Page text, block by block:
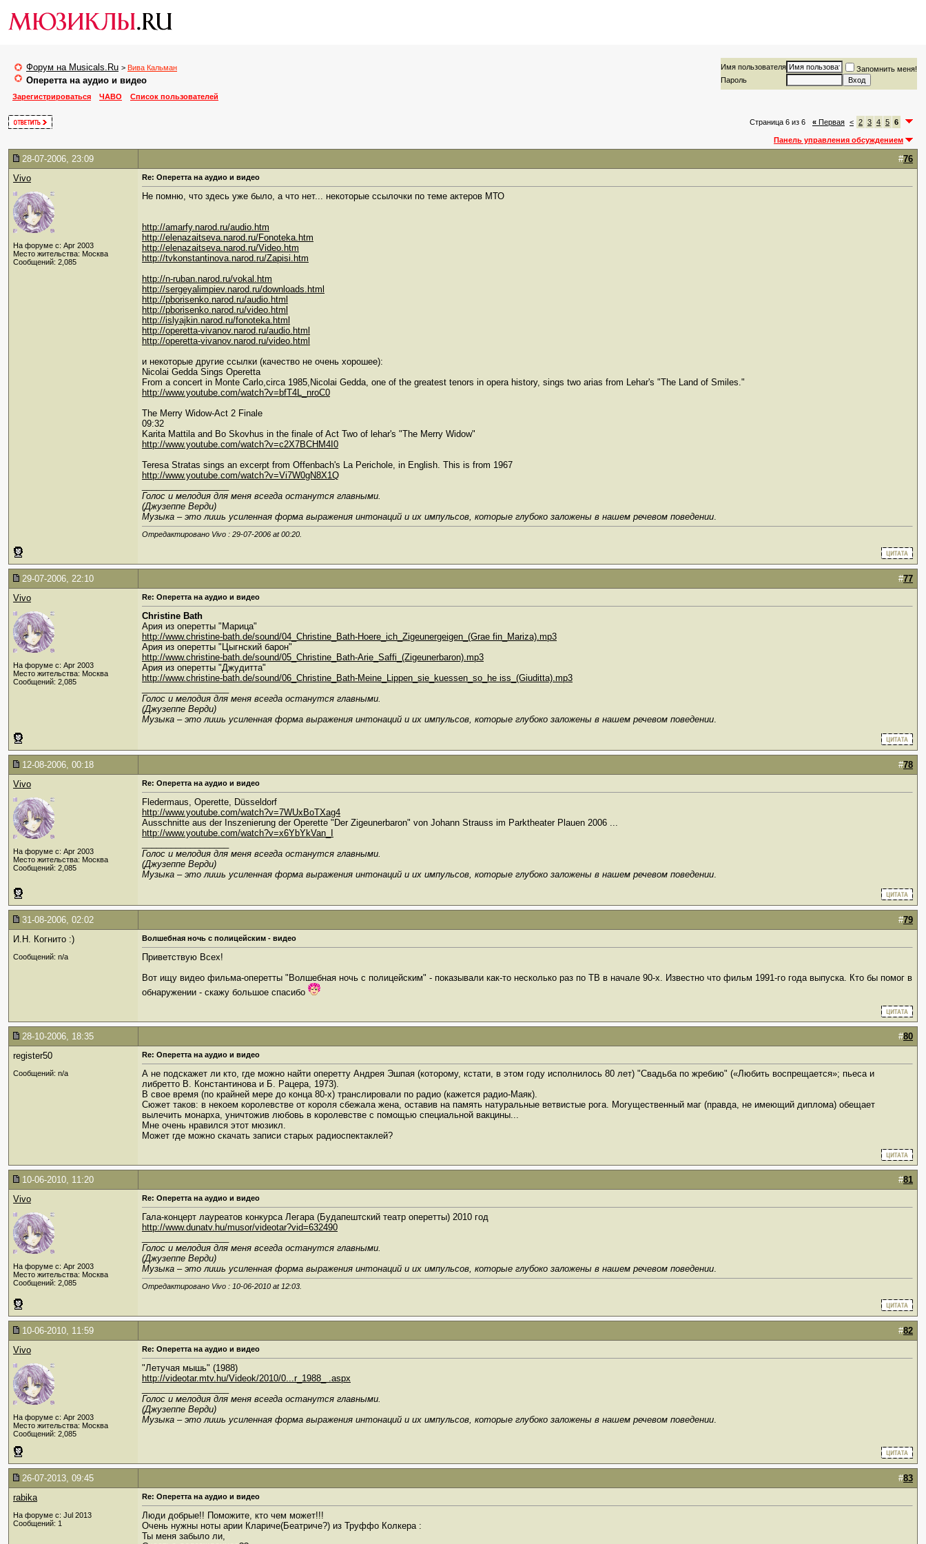
Форум на Musicals.Ru > Вива Кальман
Оперетта на аудио и видео
Имя пользователя
Запомнить меня!
Пароль
Зарегистрироваться
ЧАВО Список пользователей
Страница 6 из 6 « Первая < 2 3 4 5 6
Панель управления обсуждением
28-07-2006, 23:09 #76
Vivo
На форуме с: Apr 2003
Место жительства: Москва
Сообщений: 2,085
Re: Оперетта на аудио и видео
Не помню, что здесь уже было, а что нет... некоторые ссылочки по теме актеров МТО
http://amarfy.narod.ru/audio.htm
http://elenazaitseva.narod.ru/Fonoteka.htm
http://elenazaitseva.narod.ru/Video.htm
http://tvkonstantinova.narod.ru/Zapisi.htm
http://n-ruban.narod.ru/vokal.htm
http://sergeyalimpiev.narod.ru/downloads.html
http://pborisenko.narod.ru/audio.html
http://pborisenko.narod.ru/video.html
http://islyajkin.narod.ru/fonoteka.html
http://operetta-vivanov.narod.ru/audio.html
http://operetta-vivanov.narod.ru/video.html
и некоторые другие ссылки (качество не очень хорошее):
Nicolai Gedda Sings Operetta
From a concert in Monte Carlo,circa 1985,Nicolai Gedda, one of the greatest tenors in opera history, sings two arias from Lehar's "The Land of Smiles."
http://www.youtube.com/watch?v=bfT4L_nroC0
The Merry Widow-Act 2 Finale
09:32
Karita Mattila and Bo Skovhus in the finale of Act Two of lehar's "The Merry Widow"
http://www.youtube.com/watch?v=c2X7BCHM4I0
Teresa Stratas sings an excerpt from Offenbach's La Perichole, in English. This is from 1967
http://www.youtube.com/watch?v=Vi7W0gN8X1Q
Голос и мелодия для меня всегда останутся главными.
(Джузеппе Верди)
Музыка – это лишь усиленная форма выражения интонаций и их импульсов, которые глубоко заложены в нашем речевом поведении.
Отредактировано Vivo : 29-07-2006 at00:20
29-07-2006, 22:10 #77
Vivo
На форуме с: Apr 2003
Место жительства: Москва
Сообщений: 2,085
Re: Оперетта на аудио и видео
Сhristine Bath
Ария из оперетты "Марица"
http://www.christine-bath.de/sound/04_Christine_Bath-Hoere_ich_Zigeunergeigen_(Grae fin_Mariza).mp3
Ария из оперетты "Цыгнский барон"
http://www.christine-bath.de/sound/05_Christine_Bath-Arie_Saffi_(Zigeunerbaron).mp3
Ария из оперетты "Джудитта"
http://www.christine-bath.de/sound/06_Christine_Bath-Meine_Lippen_sie_kuessen_so_he iss_(Giuditta).mp3
Голос и мелодия для меня всегда останутся главными.
(Джузеппе Верди)
Музыка – это лишь усиленная форма выражения интонаций и их импульсов, которые глубоко заложены в нашем речевом поведении.
12-08-2006, 00:18 #78
Vivo
На форуме с: Apr 2003
Место жительства: Москва
Сообщений: 2,085
Re: Оперетта на аудио и видео
Fledermaus, Operette, Düsseldorf
http://www.youtube.com/watch?v=7WUxBoTXag4
Ausschnitte aus der Inszenierung der Operette "Der Zigeunerbaron" von Johann Strauss im Parktheater Plauen 2006 ...
http://www.youtube.com/watch?v=x6YbYkVan_I
Голос и мелодия для меня всегда останутся главными.
(Джузеппе Верди)
Музыка – это лишь усиленная форма выражения интонаций и их импульсов, которые глубоко заложены в нашем речевом поведении.
31-08-2006, 02:02 #79
И.Н. Когнито :)
Сообщений: n/a
Волшебная ночь с полицейским - видео
Приветствую Всех!
Вот ищу видео фильма-оперетты "Волшебная ночь с полицейским" - показывали как-то несколько раз по ТВ в начале 90-х. Известно что фильм 1991-го года выпуска. Кто бы помог в
обнаружении - скажу большое спасибо
28-10-2006, 18:35 #80
register50
Сообщений: n/a
Re: Оперетта на аудио и видео
А не подскажет ли кто, где можно найти оперетту Андрея Эшпая (которому, кстати, в этом году исполнилось 80 лет) "Свадьба по жребию" («Любить воспрещается»; пьеса и
либретто В. Константинова и Б. Рацера, 1973).
В свое время (по крайней мере до конца 80-х) транслировали по радио (кажется радио-Маяк).
Сюжет таков: в некоем королевстве от короля сбежала жена, оставив на память натуральные ветвистые рога. Могущественный маг (правда, не имеющий диплома) обещает
вылечить монарха, уничтожив любовь в королевстве с помощью специальной вакцины...
Мне очень нравился этот мюзикл.
Может где можно скачать записи старых радиоспектаклей?
10-06-2010, 11:20 #81
Vivo
На форуме с: Apr 2003
Место жительства: Москва
Сообщений: 2,085
Re: Оперетта на аудио и видео
Гала-концерт лауреатов конкурса Легара (Будапештский театр оперетты) 2010 год
http://www.dunatv.hu/musor/videotar?vid=632490
Голос и мелодия для меня всегда останутся главными.
(Джузеппе Верди)
Музыка – это лишь усиленная форма выражения интонаций и их импульсов, которые глубоко заложены в нашем речевом поведении.
Отредактировано Vivo : 10-06-2010 at 12:03
10-06-2010, 11:59 #82
Vivo
На форуме с: Apr 2003
Место жительства: Москва
Сообщений: 2,085
Re: Оперетта на аудио и видео
"Летучая мышь" (1988)
http://videotar.mtv.hu/Videok/2010/0...r_1988_ .aspx
Голос и мелодия для меня всегда останутся главными.
(Джузеппе Верди)
Музыка – это лишь усиленная форма выражения интонаций и их импульсов, которые глубоко заложены в нашем речевом поведении.
26-07-2013, 09:45 #83
rabika
На форуме с: Jul 2013
Сообщений: 1
Re: Оперетта на аудио и видео
Люди добрые!! Поможите, кто чем может!!!
Очень нужны ноты арии Клариче(Беатриче?) из Труффо Колкера :
Ты меня забыло ли,